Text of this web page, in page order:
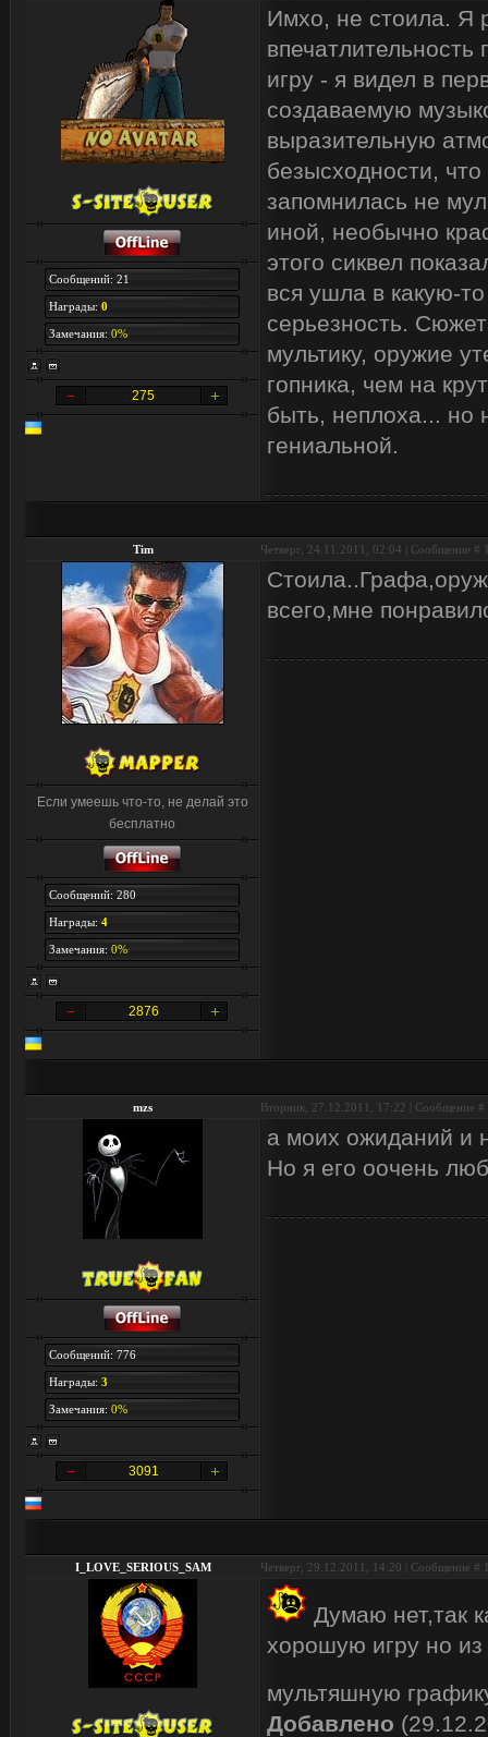
Сообщений: 21
Награды: 0
Замечания: 0%
275
Имхо, не стоила. Я
игру - я видел в
создаваемую
выразительную
безысходности,
запомнилась не
иной, необычно
этого сиквел
вся ушла в какую-
серьезность.
мультику, оружие
гопника, чем на
быть, неплоха... но
гениальной.
Tim Четверг, 24.11.2011, 02:04 | Сообщение #
Если умеешь что-то, не делай это
бесплатно
Сообщений: 280
Награды: 4
Замечания: 0%
2876
всего,мне
mzs Вторник, 27.12.2011, 17:22 | Сообщение #
Сообщений: 776
Награды: 3
Замечания: 0%
3091
а моих ожиданий и
Но я его оочень
I_LOVE_SERIOUS_SAM Четверг, 29.12.2011, 14:20 | Сообщение #
Думаю нет,так
хорошую игру но из
мультяшную
Добавлено